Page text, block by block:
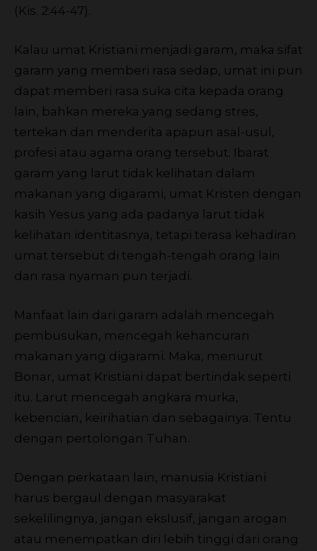
(Kis. 2:44-47).
Kalau umat Kristiani menjadi garam, maka sifat
garam yang memberi rasa sedap, umat ini pun
dapat memberi rasa suka cita kepada orang
lain, bahkan mereka yang sedang stres,
tertekan dan menderita apapun asal-usul,
profesi atau agama orang tersebut. Ibarat
garam yang larut tidak kelihatan dalam
makanan yang digarami, umat Kristen dengan
kasih Yesus yang ada padanya larut tidak
kelihatan identitasnya, tetapi terasa kehadiran
umat tersebut di tengah-tengah orang lain
dan rasa nyaman pun terjadi.
Manfaat lain dari garam adalah mencegah
pembusukan, mencegah kehancuran
makanan yang digarami. Maka, menurut
Bonar, umat Kristiani dapat bertindak seperti
itu. Larut mencegah angkara murka,
kebencian, keirihatian dan sebagainya. Tentu
dengan pertolongan Tuhan.
Dengan perkataan lain, manusia Kristiani
harus bergaul dengan masyarakat
sekelilingnya, jangan ekslusif, jangan arogan
atau menempatkan diri lebih tinggi dari orang